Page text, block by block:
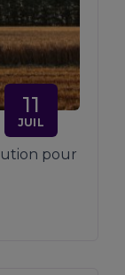
11
JUIL
pour